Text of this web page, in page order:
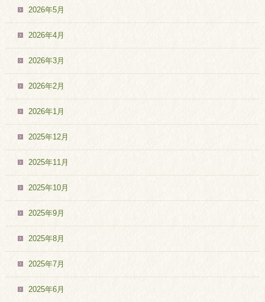
2026年5月
2026年4月
2026年3月
2026年2月
2026年1月
2025年12月
2025年11月
2025年10月
2025年9月
2025年8月
2025年7月
2025年6月